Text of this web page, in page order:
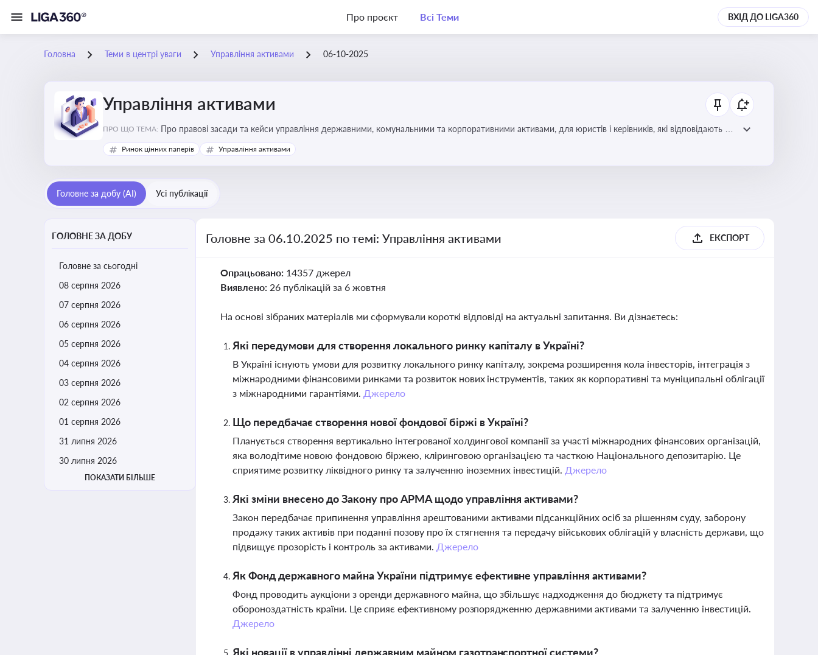
Про проєкт Всі Теми ВХІД ДО LIGA360
Головна Теми в центрі уваги Управління активами 06-10-2025
Управління активами
ПРО ЩО ТЕМА: Про правові засади та кейси управління державними, комунальними та корпоративними активами, для юристів і керівників, які відповідають за
збереження та ефективне використання майна підприємств і держави
Ринок цінних паперів Управління активами
Головне за добу (AI) Усі публікації
ГОЛОВНЕ ЗА ДОБУ
Головне за сьогодні
08 серпня 2026
07 серпня 2026
06 серпня 2026
05 серпня 2026
04 серпня 2026
03 серпня 2026
02 серпня 2026
01 серпня 2026
31 липня 2026
30 липня 2026
ПОКАЗАТИ БІЛЬШЕ
Головне за 06.10.2025 по темі: Управління активами ЕКСПОРТ
Опрацьовано: 14357 джерел
Виявлено: 26 публікацій за 6 жовтня
На основі зібраних матеріалів ми сформували короткі відповіді на актуальні запитання. Ви дізнаєтесь:
Які передумови для створення локального ринку капіталу в Україні?
В Україні існують умови для розвитку локального ринку капіталу, зокрема розширення кола інвесторів, інтеграція з
міжнародними фінансовими ринками та розвиток нових інструментів, таких як корпоративні та муніципальні облігації
з міжнародними гарантіями. Джерело
Що передбачає створення нової фондової біржі в Україні?
Планується створення вертикально інтегрованої холдингової компанії за участі міжнародних фінансових організацій,
яка володітиме новою фондовою біржею, кліринговою організацією та часткою Національного депозитарію. Це
сприятиме розвитку ліквідного ринку та залученню іноземних інвестицій. Джерело
Які зміни внесено до Закону про АРМА щодо управління активами?
Закон передбачає припинення управління арештованими активами підсанкційних осіб за рішенням суду, заборону
продажу таких активів при поданні позову про їх стягнення та передачу військових облігацій у власність держави, що
підвищує прозорість і контроль за активами. Джерело
Як Фонд державного майна України підтримує ефективне управління активами?
Фонд проводить аукціони з оренди державного майна, що збільшує надходження до бюджету та підтримує
обороноздатність країни. Це сприяє ефективному розпорядженню державними активами та залученню інвестицій.
Джерело
Які новації в управлінні державним майном газотранспортної системи?